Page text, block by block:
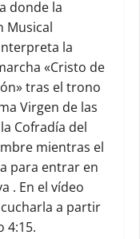
donde la
Musical
la
«Cristo de
tras el trono
Virgen de las
Cofradía del
mientras el
para entrar en
. En el vídeo
a partir
4:15.